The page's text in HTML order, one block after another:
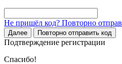
Не пришёл код? Повторно
Далее Повторно отправить код
Подтверждение регистрации
Спасибо!